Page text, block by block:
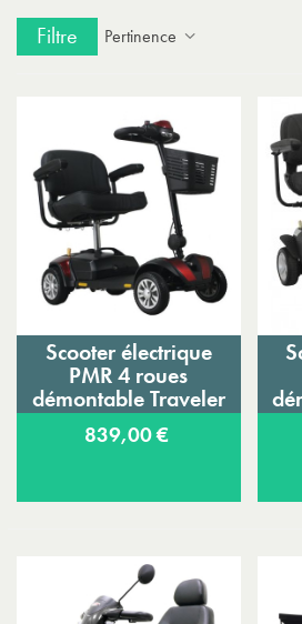
Filtre Pertinence
Scooter électrique
PMR 4 roues
démontable Traveler
839,00 €